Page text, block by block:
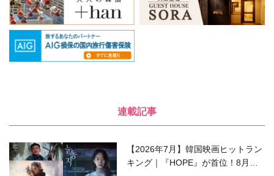
連載記事
【2026年7月】韓国映画ヒットラン
キング｜『HOPE』が首位！8月公